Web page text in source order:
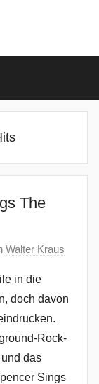
The
Walter Kraus
in die
doch davon
Rock-
das
Sings